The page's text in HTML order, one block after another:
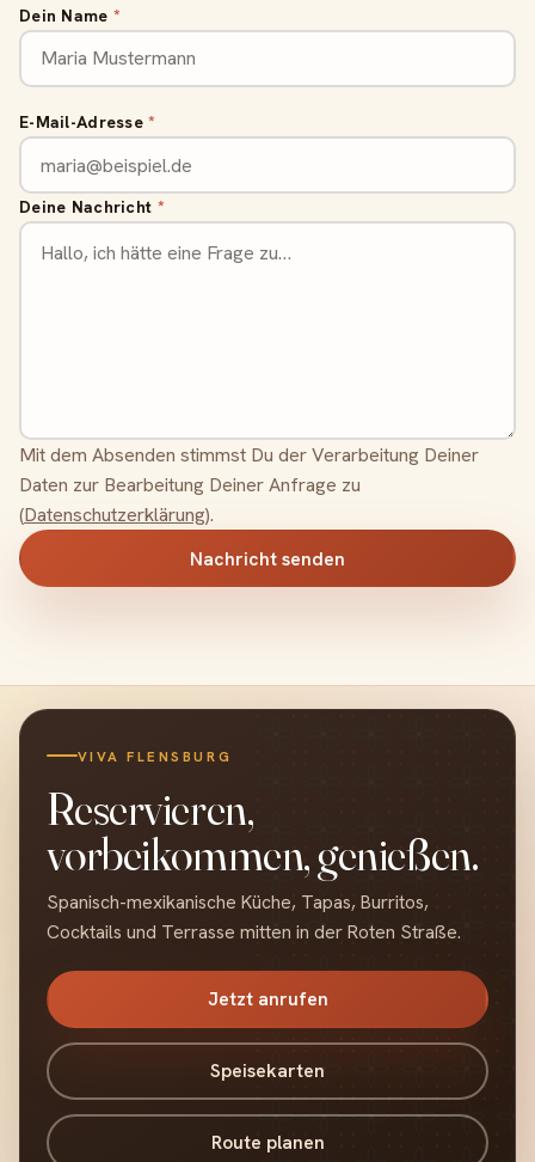
Website leer lassen
Dein Name *
E-Mail-Adresse*
Deine Nachricht *
Mit dem Absenden stimmst Du der Verarbeitung Deiner
Daten zur Bearbeitung Deiner Anfrage zu
(Datenschutzerklärung).
Nachricht senden
VIVA FLENSBURG
Reservieren,
vorbeikommen, genießen.
Spanisch-mexikanische Küche, Tapas, Burritos,
Cocktails und Terrasse mitten in der Roten Straße.
Jetzt anrufen
Speisekarten
Route planen